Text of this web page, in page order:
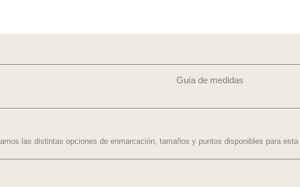
Guía de medidas
las distintas opciones de enmarcación, tamaños y puntos disponibles para